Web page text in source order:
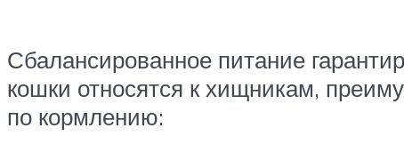
Сбалансированное питание
кошки относятся к хищникам,
по кормлению: